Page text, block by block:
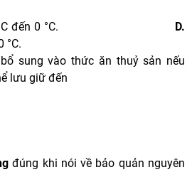
đến 0 °C.
D.
°C.
sung vào thức ăn thuỷ sản nếu
lưu giữ đến
đúng khi nói về bảo quản nguyên